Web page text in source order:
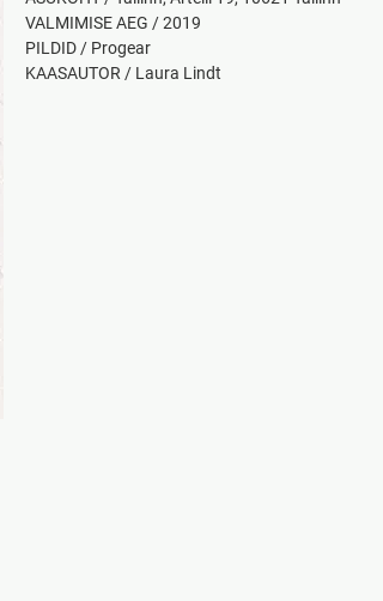
​VALMIMISE AEG / 2019
PILDID / Progear
KAASAUTOR / Laura Lindt